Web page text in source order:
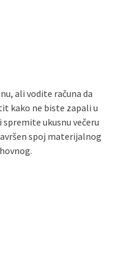
ali vodite računa da
kako ne biste zapali u
spremite ukusnu večeru
spoj materijalnog